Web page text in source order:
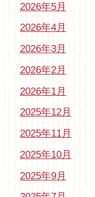
2026年5月
2026年4月
2026年3月
2026年2月
2026年1月
2025年12月
2025年11月
2025年10月
2025年9月